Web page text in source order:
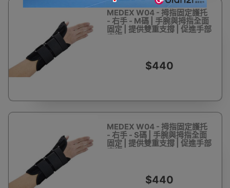
MEDEX W04 - 拇指固定護托
- 右手 - M碼 | 手腕與拇指全面
固定 | 提供雙重支撐 | 促進手部
康復
$440
MEDEX W04 - 拇指固定護托
- 右手 - S碼 | 手腕與拇指全面
固定 | 提供雙重支撐 | 促進手部
康復
$440